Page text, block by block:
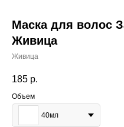
Маска для волос
Живица
Живица
185 р.
Объем
40мл